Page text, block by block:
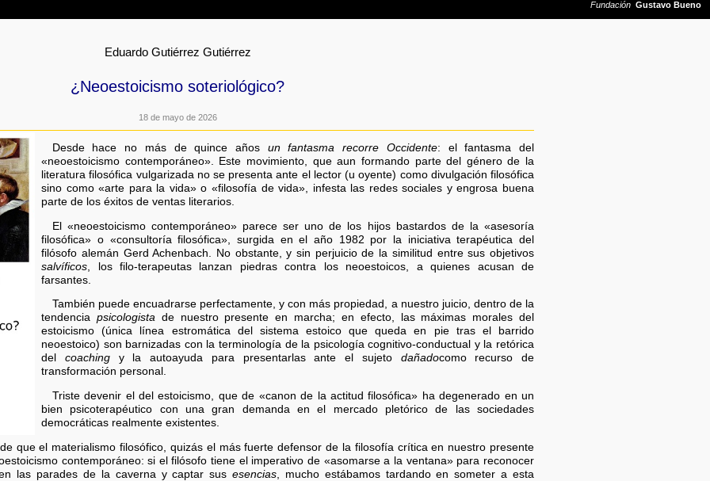
Eduardo Gutiérrez Gutiérrez
¿Neoestoicismo soteriológico?
18 de mayo de 2026
Desde hace no más de quince años un fantasma recorre Occidente: el fantasma del
«neoestoicismo contemporáneo». Este movimiento, que aun formando parte del género de la
literatura filosófica vulgarizada no se presenta ante el lector (u oyente) como divulgación filosófica
sino como «arte para la vida» o «filosofía de vida», infesta las redes sociales y engrosa buena
parte de los éxitos de ventas literarios.
El «neoestoicismo contemporáneo» parece ser uno de los hijos bastardos de la «asesoría
filosófica» o «consultoría filosófica», surgida en el año 1982 por la iniciativa terapéutica del
filósofo alemán Gerd Achenbach. No obstante, y sin perjuicio de la similitud entre sus objetivos
salvíficos , los filo-terapeutas lanzan piedras contra los neoestoicos, a quienes acusan de
farsantes.
También puede encuadrarse perfectamente, y con más propiedad, a nuestro juicio, dentro de la
tendencia psicologistade nuestro presente en marcha; en efecto, las máximas morales del
estoicismo (única línea estromática del sistema estoico que queda en pie tras el barrido
neoestoico) son barnizadas con la terminología de la psicología cognitivo-conductual y la retórica
del coachingy la autoayuda para presentarlas ante el sujeto dañadocomo recurso de
transformación personal.
Triste devenir el del estoicismo, que de «canon de la actitud filosófica» ha degenerado en un
bien psicoterapéutico con una gran demanda en el mercado pletórico de las sociedades
democráticas realmente existentes.
que el materialismo filosófico, quizás el más fuerte defensor de la filosofía crítica en nuestro presente
contemporáneo: si el filósofo tiene el imperativo de «asomarse a la ventana» para reconocer
las parades de la caverna y captar susesencias , mucho estábamos tardando en someter a esta